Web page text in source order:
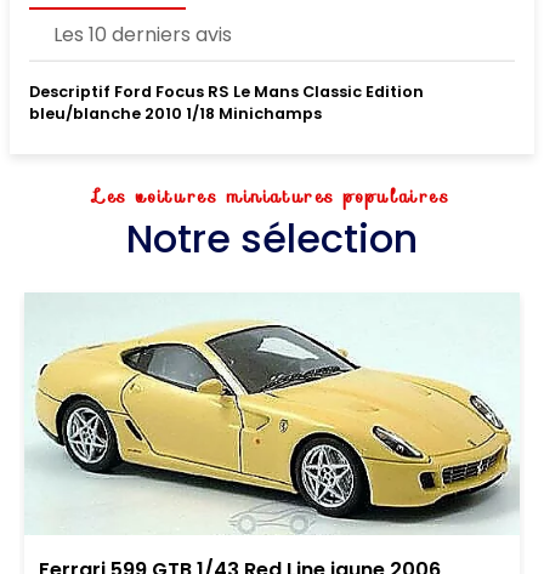
Les 10 derniers avis
Descriptif Ford Focus RS Le Mans Classic Edition
bleu/blanche 2010 1/18 Minichamps
Les voitures miniatures populaires
Notre sélection